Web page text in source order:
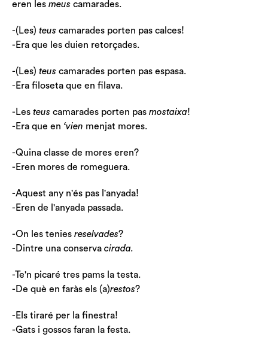
eren les meus camarades.
-(Les) teus camarades porten pas calces!
-Era que les duien retorçades.
-(Les) teus camarades porten pas espasa.
-Era filoseta que en filava.
-Les teus camarades porten pas mostaixa!
-Era que en ‘vien menjat mores.
-Quina classe de mores eren?
-Eren mores de romeguera.
-Aquest any n'és pas l'anyada!
-Eren de l'anyada passada.
-On les tenies reselvades?
-Dintre una conserva cirada.
-Te'n picaré tres pams la testa.
-De què en faràs els (a)restos?
-Els tiraré per la finestra!
-Gats i gossos faran la festa.